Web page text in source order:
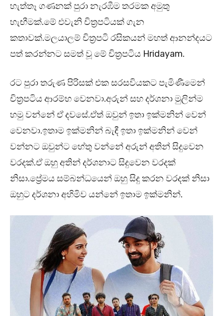
හැත්තෑ ගණනක් පුරා නැරඹීම තරමක අමුතු
හැඟීමක්.මේ එවැනි චිත්‍රපටියක් ගැන
කතාවක්.මලයාලම් චිත්‍රපටි රසිකයන් මහත් ආනන්දයට
පත් කරන්නට සමත් වූ මේ චිත්‍රපටිය Hridayam.
රට පුරා තරුණ පිරිසක් එක සරසවියකට පැමිණීමෙන්
චිත්‍රපටිය ආරම්භ වෙනවා.අරුන් සහ දර්ශනා මුලින්ම
හමු වන්නේ ඒ දවසේ.ඒත් ඔවුන් ඉතා ඉක්මනින් වෙන්
වෙනවා.ඉතාම ඉක්මනින් බැඳී ඉතා ඉක්මනින් වෙන්
වන්නට ඔවුන්ට හේතු වන්නේ අරුන් අතින් සිදුවෙන
වරදක්.ඒ ඔහු අතින් දර්ශනාට සිදුවෙන වරදක්
නිසා.ප්‍රේමය සම්බන්ධයෙන් ඔහු සිදු කරන වරදක් නිසා
ඔහුට දර්ශනා අහිමිව යන්නේ ඉතාම ඉක්මනින්.